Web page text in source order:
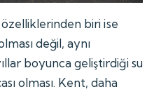
biri ise
değil, aynı
boyunca geliştirdiği su
olması. Kent, daha